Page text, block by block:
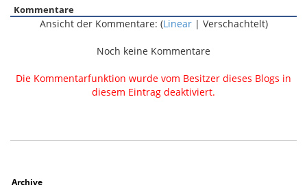
Kommentare
Ansicht der Kommentare: (Linear| Verschachtelt)
Noch keine Kommentare
Die Kommentarfunktion wurde vom Besitzer dieses Blogs in
diesem Eintrag deaktiviert.
Archive